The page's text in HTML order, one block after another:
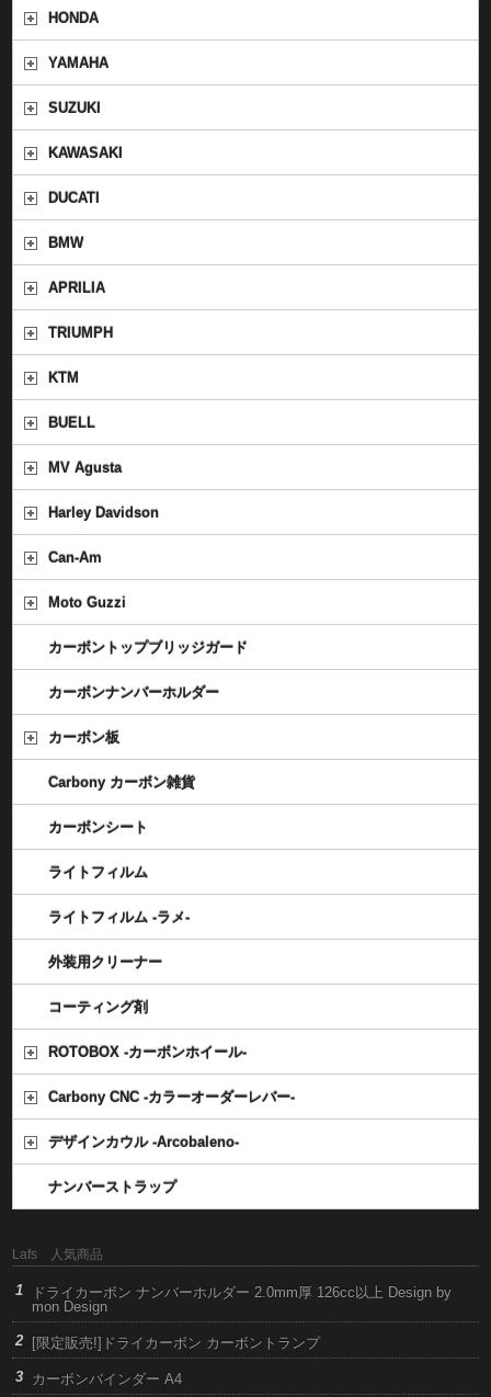
HONDA
YAMAHA
SUZUKI
KAWASAKI
DUCATI
BMW
APRILIA
TRIUMPH
KTM
BUELL
MV Agusta
Harley Davidson
Can-Am
Moto Guzzi
カーボントップブリッジガード
カーボンナンバーホルダー
カーボン板
Carbony カーボン雑貨
カーボンシート
ライトフィルム
ライトフィルム -ラメ-
外装用クリーナー
コーティング剤
ROTOBOX -カーボンホイール-
Carbony CNC -カラーオーダーレバー-
デザインカウル -Arcobaleno-
ナンバーストラップ
Lafs 人気商品
ドライカーボン ナンバーホルダー 2.0mm厚 126cc以上 Design by
mon Design
[限定販売!]ドライカーボン カーボントランプ
カーボンバインダー A4